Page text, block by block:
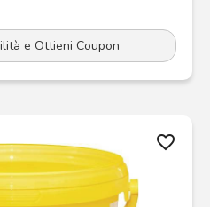
e Ottieni Coupon
favorite_border